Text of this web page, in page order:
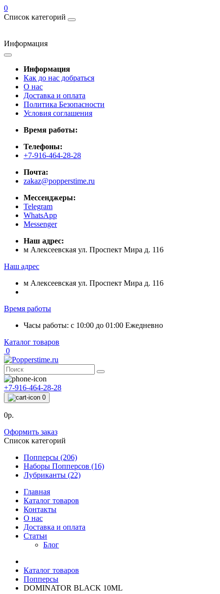
0
Список категорий
Информация
Информация
Как до нас добраться
О нас
Доставка и оплата
Политика Безопасности
Условия соглашения
Время работы:
Телефоны:
+7-916-464-28-28
Почта:
zakaz@popperstime.ru
Мессенджеры:
Telegram
WhatsApp
Messenger
Наш адрес:
м Алексеевская ул. Проспект Мира д. 116
Наш адрес
м Алексеевская ул. Проспект Мира д. 116
Время работы
Часы работы: с 10:00 до 01:00 Ежедневно
Каталог товаров
0
+7-916-464-28-28
0
0р.
Оформить заказ
Список категорий
Попперсы (206)
Наборы Попперсов (16)
Лубриканты (22)
Главная
Каталог товаров
Контакты
О нас
Доставка и оплата
Статьи
Блог
Каталог товаров
Попперсы
DOMINATOR BLACK 10ML